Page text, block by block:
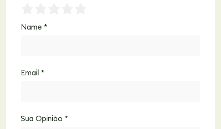
Name *
Email *
Sua Opinião *